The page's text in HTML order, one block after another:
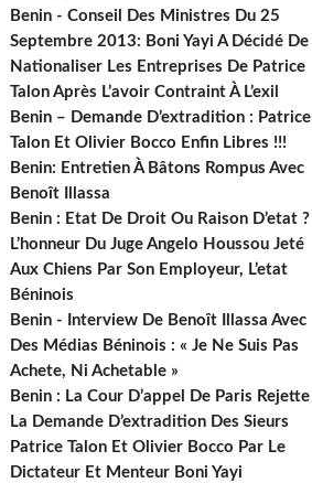
Benin - Conseil Des Ministres Du 25
Septembre 2013: Boni Yayi A Décidé De
Nationaliser Les Entreprises De Patrice
Talon Après L’avoir Contraint À L’exil
Benin – Demande D’extradition : Patrice
Talon Et Olivier Bocco Enfin Libres !!!
Benin: Entretien À Bâtons Rompus Avec
Benoît Illassa
Benin : Etat De Droit Ou Raison D’etat ?
L’honneur Du Juge Angelo Houssou Jeté
Aux Chiens Par Son Employeur, L’etat
Béninois
Benin - Interview De Benoît Illassa Avec
Des Médias Béninois : « Je Ne Suis Pas
Achete, Ni Achetable »
Benin : La Cour D’appel De Paris Rejette
La Demande D’extradition Des Sieurs
Patrice Talon Et Olivier Bocco Par Le
Dictateur Et Menteur Boni Yayi